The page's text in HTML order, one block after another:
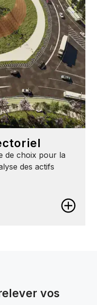
interrogez,
grâce à nos
de choix pour la
des actifs
technologies open
le carbone
et la performance
vos